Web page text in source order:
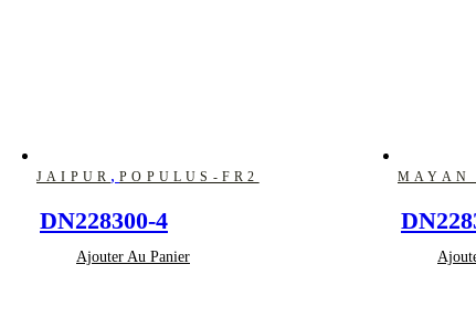
JAIPUR ,POPULUS-FR2
DN228300-4
Ajouter Au Panier
MAYAN